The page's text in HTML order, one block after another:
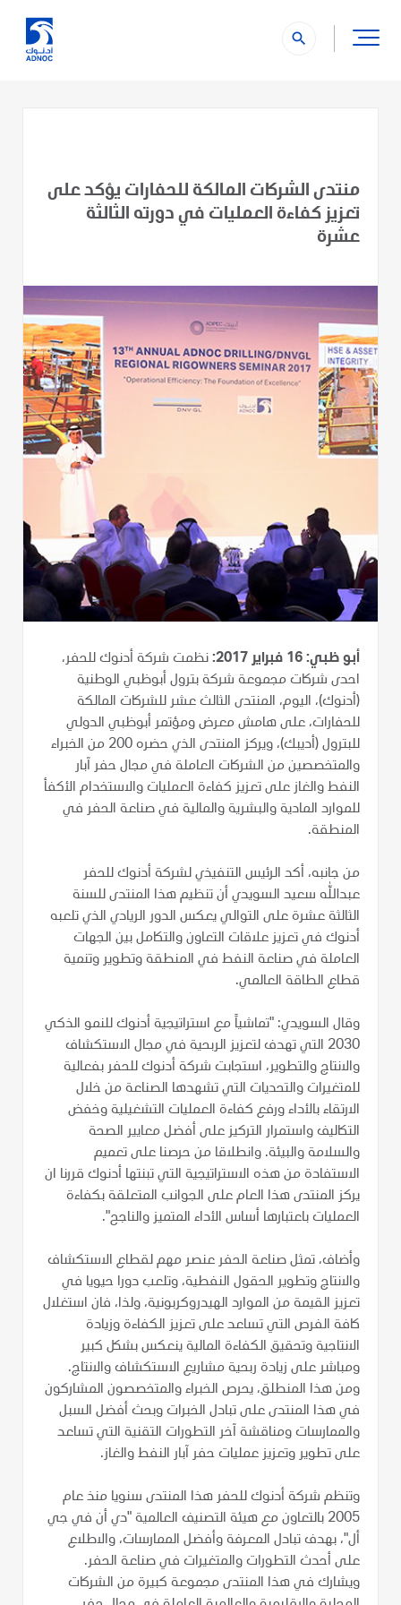
search
منتدى الشركات المالكة للحفارات يؤكد على
تعزيز كفاءة العمليات في دورته الثالثة
عشرة
أبو ظبي: 16 فبراير 2017:
نظمت شركة أدنوك للحفر،
احدى شركات مجموعة شركة بترول أبوظبي الوطنية
(أدنوك)، اليوم، المنتدى الثالث عشر للشركات المالكة
للحفارات، على هامش معرض ومؤتمر أبوظبي الدولي
للبترول (أديبك)، ويركز المنتدى الذي حضره 200 من الخبراء
والمتخصصين من الشركات العاملة في مجال حفر آبار
النفط والغاز على تعزيز كفاءة العمليات والاستخدام الأكفأ
للموارد المادية والبشرية والمالية في صناعة الحفر في
المنطقة.
من جانبه، أكد الرئيس التنفيذي لشركة أدنوك للحفر
عبدالله سعيد السويدي أن تنظيم هذا المنتدى للسنة
الثالثة عشرة على التوالي يعكس الدور الريادي الذي تلعبه
أدنوك في تعزيز علاقات التعاون والتكامل بين الجهات
العاملة في صناعة النفط في المنطقة وتطوير وتنمية
قطاع الطاقة العالمي.
وقال السويدي: "تماشياً مع استراتيجية أدنوك للنمو الذكي
2030 التي تهدف لتعزيز الربحية في مجال الاستكشاف
والانتاج والتطوير، استجابت شركة أدنوك للحفر بفعالية
للمتغيرات والتحديات التي تشهدها الصناعة من خلال
الارتقاء بالأداء ورفع كفاءة العمليات التشغيلية وخفض
التكاليف واستمرار التركيز على أفضل معايير الصحة
والسلامة والبيئة. وانطلاقا من حرصنا على تعميم
الاستفادة من هذه الاستراتيجية التي تبنتها أدنوك قررنا ان
يركز المنتدى هذا العام على الجوانب المتعلقة بكفاءة
العمليات باعتبارها أساس الأداء المتميز والناجح".
وأضاف، تمثل صناعة الحفر عنصر مهم لقطاع الاستكشاف
والانتاج وتطوير الحقول النفطية، وتلعب دورا حيويا في
تعزيز القيمة من الموارد الهيدروكربونية، ولذا، فان استغلال
كافة الفرص التي تساعد على تعزيز الكفاءة وزيادة
الانتاجية وتحقيق الكفاءة المالية ينعكس بشكل كبير
ومباشر على زيادة ربحية مشاريع الاستكشاف والانتاج.
ومن هذا المنطلق، يحرص الخبراء والمتخصصون المشاركون
في هذا المنتدى على تبادل الخبرات وبحث أفضل السبل
والممارسات ومناقشة آخر التطورات التقنية التي تساعد
على تطوير وتعزيز عمليات حفر آبار النفط والغاز.
وتنظم شركة أدنوك للحفر هذا المنتدى سنويا منذ عام
2005 بالتعاون مع هيئة التصنيف العالمية "دي أن في جي
أل"، بهدف تبادل المعرفة وأفضل الممارسات، والاطلاع
على أحدث التطورات والمتغيرات في صناعة الحفر.
ويشارك في هذا المنتدى مجموعة كبيرة من الشركات